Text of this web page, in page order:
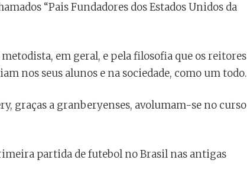
“Pais Fundadores dos Estados Unidos da
em geral, e pela filosofia que os reitores
nos seus alunos e na sociedade, como um todo.
graças a granberyenses, avolumam-se no curso
partida de futebol no Brasil nas antigas